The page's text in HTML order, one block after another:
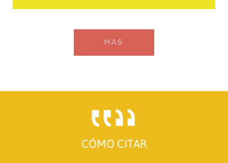
MÁS
CÓMO CITAR